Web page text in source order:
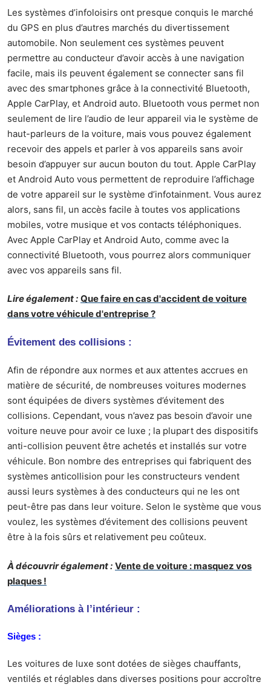
Les systèmes d’infoloisirs ont presque conquis le marché
du GPS en plus d’autres marchés du divertissement
automobile. Non seulement ces systèmes peuvent
permettre au conducteur d’avoir accès à une navigation
facile, mais ils peuvent également se connecter sans fil
avec des smartphones grâce à la connectivité Bluetooth,
Apple CarPlay, et Android auto. Bluetooth vous permet non
seulement de lire l’audio de leur appareil via le système de
haut-parleurs de la voiture, mais vous pouvez également
recevoir des appels et parler à vos appareils sans avoir
besoin d’appuyer sur aucun bouton du tout. Apple CarPlay
et Android Auto vous permettent de reproduire l’affichage
de votre appareil sur le système d’infotainment. Vous aurez
alors, sans fil, un accès facile à toutes vos applications
mobiles, votre musique et vos contacts téléphoniques.
Avec Apple CarPlay et Android Auto, comme avec la
connectivité Bluetooth, vous pourrez alors communiquer
avec vos appareils sans fil.
Lire également : Que faire en cas d'accident de voiture
dans votre véhicule d'entreprise ?
Évitement des collisions :
Afin de répondre aux normes et aux attentes accrues en
matière de sécurité, de nombreuses voitures modernes
sont équipées de divers systèmes d’évitement des
collisions. Cependant, vous n’avez pas besoin d’avoir une
voiture neuve pour avoir ce luxe ; la plupart des dispositifs
anti-collision peuvent être achetés et installés sur votre
véhicule. Bon nombre des entreprises qui fabriquent des
systèmes anticollision pour les constructeurs vendent
aussi leurs systèmes à des conducteurs qui ne les ont
peut-être pas dans leur voiture. Selon le système que vous
voulez, les systèmes d’évitement des collisions peuvent
être à la fois sûrs et relativement peu coûteux.
À découvrir également : Vente de voiture : masquez vos
plaques !
Améliorations à l’intérieur :
Sièges :
Les voitures de luxe sont dotées de sièges chauffants,
ventilés et réglables dans diverses positions pour accroître